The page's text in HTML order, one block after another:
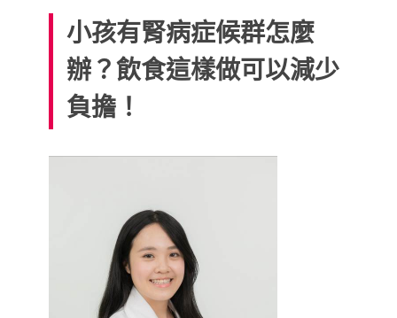
小孩有腎病症候群怎麼
辦？飲食這樣做可以減少
負擔！